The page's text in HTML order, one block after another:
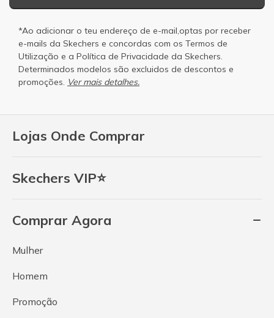
Lojas Onde Comprar
Skechers VIP⭐
Comprar Agora
Mulher
Homem
Promoção
*Ao adicionar o teu endereço de e-mail,optas por receber
e-mails da Skechers e concordas com os Termos de
Utilização e a Política de Privacidade da Skechers.
Determinados modelos são excluidos de descontos e
promoções. Ver mais detalhes.